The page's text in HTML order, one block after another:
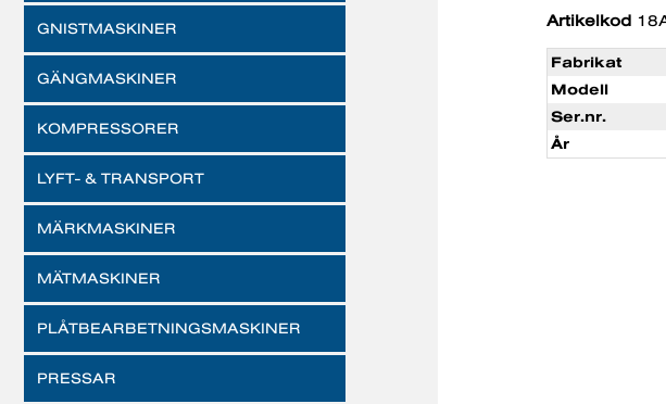
GNISTMASKINER
GÄNGMASKINER
KOMPRESSORER
LYFT- & TRANSPORT
MÄRKMASKINER
MÄTMASKINER
PLÅTBEARBETNINGSMASKINER
PRESSAR
Artikelkod
Fabrikat
Modell
Ser.nr.
År